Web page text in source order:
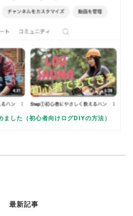
ました（初心者向けログDIYの方法）
最新記事